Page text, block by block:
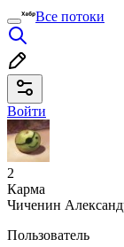
Все потоки
Войти
2
Карма
Чиченин
Пользователь